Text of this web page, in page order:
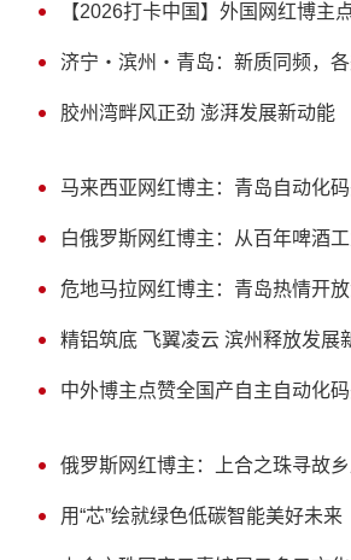
【2026打卡中国】外国网红博主
济宁・滨州・青岛：新质同频，
胶州湾畔风正劲 澎湃发展新动能
马来西亚网红博主：青岛自动化码
白俄罗斯网红博主：从百年啤酒
危地马拉网红博主：青岛热情开
精铝筑底 飞翼凌云 滨州释放发展
中外博主点赞全国产自主自动化
俄罗斯网红博主：上合之珠寻故
用“芯”绘就绿色低碳智能美好未来